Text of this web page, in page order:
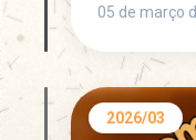
05 de março
2026/03